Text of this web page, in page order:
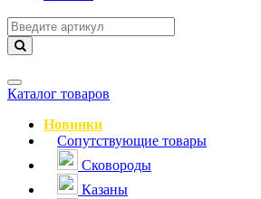
Навигация
Каталог товаров
Новинки
Сопутствующие товары
Сковороды
Казаны